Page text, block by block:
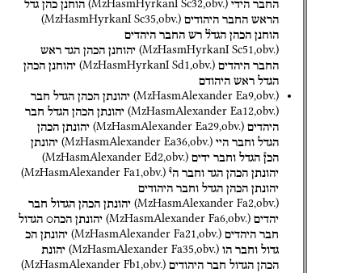
החבר הידי (MzHasmHyrkanI Sc32,obv.) הוחנן כהן גדל
הראש החבר היהודים (MzHasmHyrkanI Sc35,obv.)
הוחנן הכהן הגדל֯ רש החבר היהדים
(MzHasmHyrkanI Sc51,obv.) יהוחנן הכהן הגד ראש
החבר היהדים (MzHasmHyrkanI Sd1,obv.) יהוחנן הכהן
הגדל ראש היהודם
(MzHasmAlexander Ea9,obv.) יהונתן הכהן הגדל חבר
(MzHasmAlexander Ea12,obv.) יהונתן הכהן הגדל חבר
היהדים
(MzHasmAlexander Ea29,obv.) יהונתן הכהן
הגדל וחבר היי (MzHasmAlexander Ea36,obv.)
יהונתן
הכן֯ הגדל וחבר ידים (MzHasmAlexander Ed2,obv.)
יהונתן הכהן הגד וחבר הי֯ (MzHasmAlexander Fa1,obv.)
יהונתן הכהן הגדל וחבר היהודים
(MzHasmAlexander Fa2,obv.) יהונתן הכהן הגדול חבר
יהדים
(MzHasmAlexander Fa6,obv.) יהונתן הכה○ הגדול
חבר היהדים (MzHasmAlexander Fa21,obv.) יהונתן הכ
גדול וחבר הו (MzHasmAlexander Fa35,obv.)
יהונת
הכהן הגדול חבר היהודים (MzHasmAlexander Fb1,obv.)